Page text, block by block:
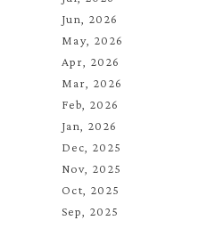
Jun, 2026
May, 2026
Apr, 2026
Mar, 2026
Feb, 2026
Jan, 2026
Dec, 2025
Nov, 2025
Oct, 2025
Sep, 2025